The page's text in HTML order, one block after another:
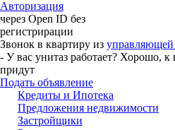
Авторизация
через Open ID без
регистрирации
Звонок в квартиру из
- У вас унитаз работает? Хорошо, к
придут
Подать объявление
Кредиты и Ипотека
Предложения недвижимости
Застройщики